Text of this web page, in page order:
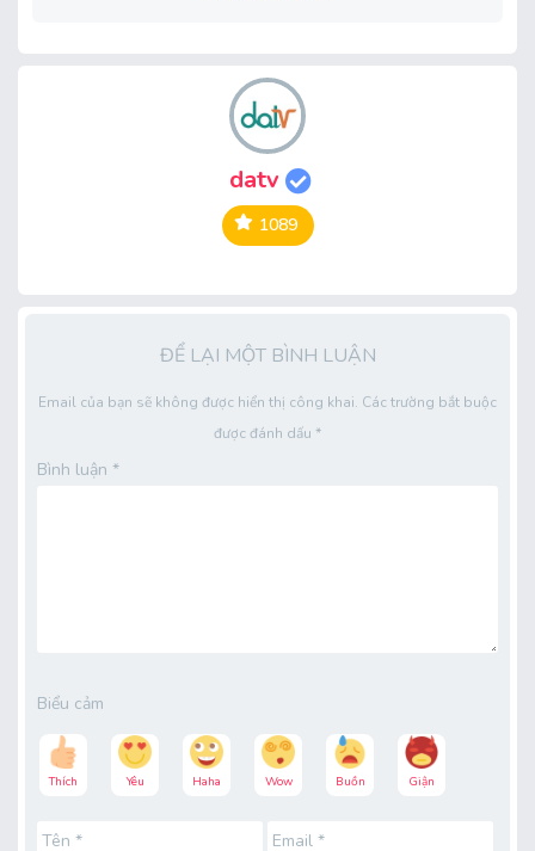
datv
1089
ĐỂ LẠI MỘT BÌNH LUẬN
Email của bạn sẽ không được hiển thị công khai. Các trường bắt buộc
được đánh dấu *
Bình luận *
Biểu cảm
Thích Yêu Haha Wow Buồn Giận
Tên * Email*